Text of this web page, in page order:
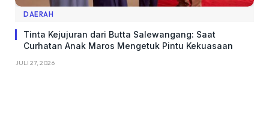
DAERAH
Tinta Kejujuran dari Butta Salewangang: Saat
Curhatan Anak Maros Mengetuk Pintu Kekuasaan
JULI 27, 2026